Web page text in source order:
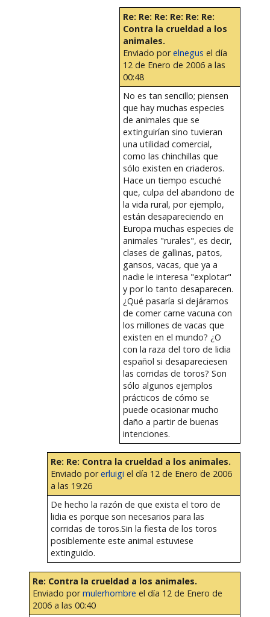
Re: Re: Re: Re: Re: Re:
Contra la crueldad a los
animales.
Enviado porelnegus el día
12 de Enero de 2006 a las
00:48
No es tan sencillo; piensen
que hay muchas especies
de animales que se
extinguirían sino tuvieran
una utilidad comercial,
como las chinchillas que
sólo existen en criaderos.
Hace un tiempo escuché
que, culpa del abandono de
la vida rural, por ejemplo,
están desapareciendo en
Europa muchas especies de
animales "rurales", es decir,
clases de gallinas, patos,
gansos, vacas, que ya a
nadie le interesa "explotar"
y por lo tanto desaparecen.
¿Qué pasaría si dejáramos
de comer carne vacuna con
los millones de vacas que
existen en el mundo? ¿O
con la raza del toro de lidia
español si desapareciesen
las corridas de toros? Son
sólo algunos ejemplos
prácticos de cómo se
puede ocasionar mucho
daño a partir de buenas
intenciones.
Re: Re: Contra la crueldad a los animales.
Enviado porerluigi el día 12 de Enero de 2006
a las 19:26
De hecho la razón de que exista el toro de
lidia es porque son necesarios para las
corridas de toros.Sin la fiesta de los toros
posiblemente este animal estuviese
extinguido.
Re: Contra la crueldad a los animales.
Enviado pormulerhombre el día 12 de Enero de
2006 a las 00:40